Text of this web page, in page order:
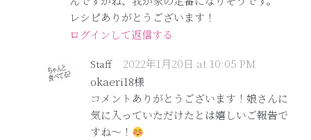
レシピありがとうございます！
ログインして返信する
Staff
2022年1月20日 at 10:05 PM
okaeri18様
コメントありがとうございます！娘さんに
気に入っていただけたとは嬉しいご報告で
すね〜！